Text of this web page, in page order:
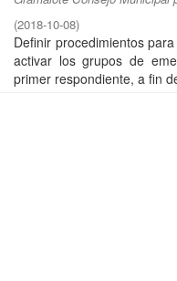
(2018-10-08)
Definir procedimientos
activar los grupos de
primer respondiente, a fin